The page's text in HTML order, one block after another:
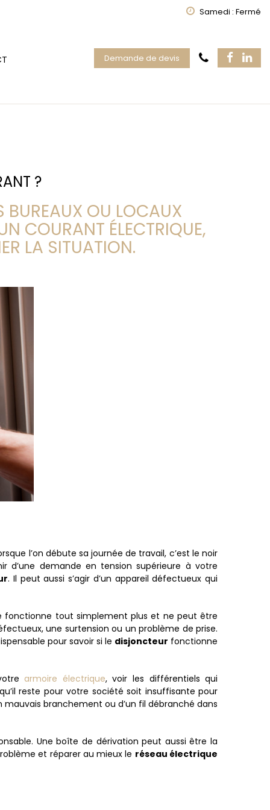
Samedi : Fermé
Demande de devis
?
BUREAUX OU LOCAUX
COURANT ÉLECTRIQUE,
LA SITUATION.
l’on débute sa journée de travail, c’est le noir
d’une demande en tension supérieure à votre
. Il peut aussi s’agir d’un appareil défectueux qui
fonctionne tout simplement plus et ne peut être
une surtension ou un problème de prise.
pour savoir si le disjoncteur fonctionne
armoire électrique, voir les différentiels qui
reste pour votre société soit insuffisante pour
mauvais branchement ou d’un fil débranché dans
Une boîte de dérivation peut aussi être la
et réparer au mieux le réseau électrique